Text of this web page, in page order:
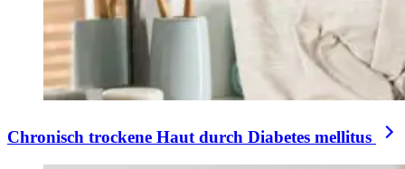
Chronisch trockene Haut durch Diabetes mellitus